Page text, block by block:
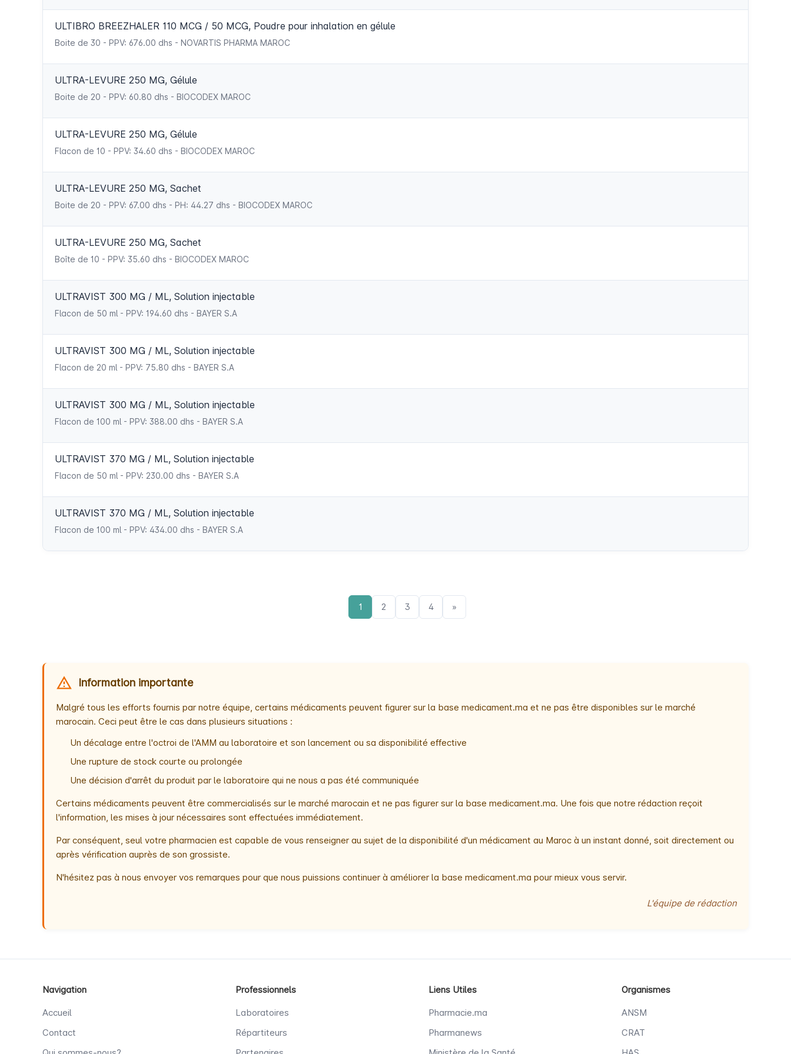
ULTIBRO BREEZHALER 110 MCG / 50 MCG, Poudre pour inhalation en gélule
Boite de 30 - PPV: 676.00 dhs - NOVARTIS PHARMA MAROC
ULTRA-LEVURE 250 MG, Gélule
Boite de 20 - PPV: 60.80 dhs - BIOCODEX MAROC
ULTRA-LEVURE 250 MG, Gélule
Flacon de 10 - PPV: 34.60 dhs - BIOCODEX MAROC
ULTRA-LEVURE 250 MG, Sachet
Boite de 20 - PPV: 67.00 dhs - PH: 44.27 dhs - BIOCODEX MAROC
ULTRA-LEVURE 250 MG, Sachet
Boîte de 10 - PPV: 35.60 dhs - BIOCODEX MAROC
ULTRAVIST 300 MG / ML, Solution injectable
Flacon de 50 ml - PPV: 194.60 dhs - BAYER S.A
ULTRAVIST 300 MG / ML, Solution injectable
Flacon de 20 ml - PPV: 75.80 dhs - BAYER S.A
ULTRAVIST 300 MG / ML, Solution injectable
Flacon de 100 ml - PPV: 388.00 dhs - BAYER S.A
ULTRAVIST 370 MG / ML, Solution injectable
Flacon de 50 ml - PPV: 230.00 dhs - BAYER S.A
ULTRAVIST 370 MG / ML, Solution injectable
Flacon de 100 ml - PPV: 434.00 dhs - BAYER S.A
1 2 3 4 »
Information importante
Malgré tous les efforts fournis par notre équipe, certains médicaments peuvent figurer sur la base medicament.ma et ne pas être disponibles sur le marché
marocain. Ceci peut être le cas dans plusieurs situations :
Un décalage entre l'octroi de l'AMM au laboratoire et son lancement ou sa disponibilité effective
Une rupture de stock courte ou prolongée
Une décision d'arrêt du produit par le laboratoire qui ne nous a pas été communiquée
Certains médicaments peuvent être commercialisés sur le marché marocain et ne pas figurer sur la base medicament.ma. Une fois que notre rédaction reçoit
l'information, les mises à jour nécessaires sont effectuées immédiatement.
Par conséquent, seul votre pharmacien est capable de vous renseigner au sujet de la disponibilité d'un médicament au Maroc à un instant donné, soit directement ou
après vérification auprès de son grossiste.
N'hésitez pas à nous envoyer vos remarques pour que nous puissions continuer à améliorer la base medicament.ma pour mieux vous servir.
L'équipe de rédaction
Navigation
Accueil
Contact
Professionnels
Laboratoires
Répartiteurs
Liens Utiles
Pharmacie.ma
Pharmanews
Organismes
ANSM
CRAT